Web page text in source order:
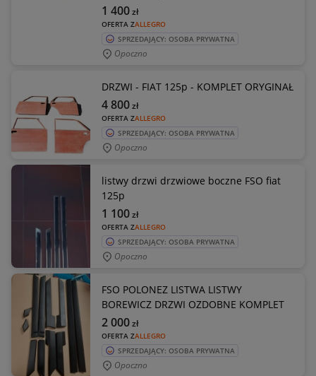
OFERTA ZALLEGRO
1 400zł
SPRZEDAJĄCY: OSOBA PRYWATNA
Opoczno
DRZWI - FIAT 125p - KOMPLET ORYGINAŁ
OFERTA ZALLEGRO
4 800zł
SPRZEDAJĄCY: OSOBA PRYWATNA
Opoczno
listwy drzwi drzwiowe boczne FSO fiat
125p
OFERTA ZALLEGRO
1 100zł
SPRZEDAJĄCY: OSOBA PRYWATNA
Opoczno
FSO POLONEZ LISTWA LISTWY
BOREWICZ DRZWI OZDOBNE KOMPLET
OFERTA ZALLEGRO
2 000zł
SPRZEDAJĄCY: OSOBA PRYWATNA
Opoczno